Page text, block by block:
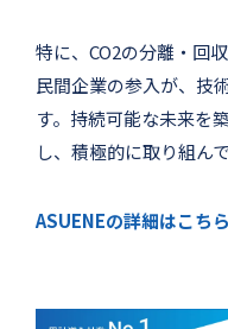
特に、CO2の分離・回
民間企業の参入が、技
す。持続可能な未来を
し、積極的に取り組ん
ASUENEの詳細はこち